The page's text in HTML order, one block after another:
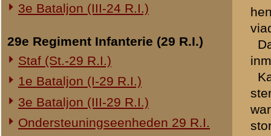
11e Grens Bataljon (11 G.B.)
1e Bataljon (I-46 R.I.)
Overige artillerie-onderdelen
Rijnbatterij
1e Afdeling (I-15 R.A.)
2e Artillerie Meet Compagnie
tevens de wielrijders
S.M.I. van de infanterie
mededeelen, dat zoo
daarop veranderd in 400.
Toen de Kapitein
totaal nog 15 man
wachtmeester van de
Eenigen tijd later, (13.00
dat het eskadron van
teruggezonden met
keeren en stand te